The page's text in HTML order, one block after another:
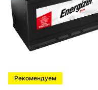
Рекомендуем